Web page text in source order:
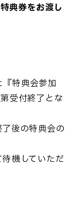
典券をお渡し
特典会参加
受付終了とな
後の特典会の
機していただ